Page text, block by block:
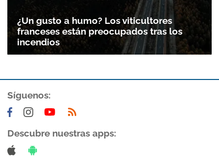
¿Un gusto a humo? Los viticultores
franceses están preocupados tras los
incendios
Síguenos:
Descubre nuestras apps: